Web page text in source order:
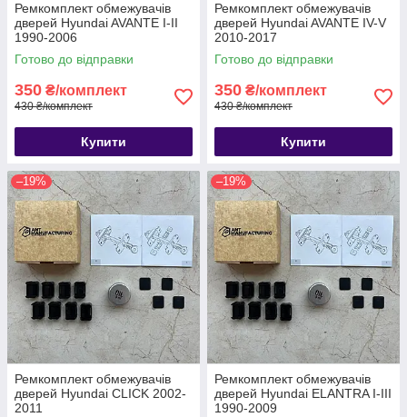
Ремкомплект обмежувачів
дверей Hyundai AVANTE I-II
1990-2006
Готово до відправки
350 ₴/комплект
430 ₴/комплект
Купити
Ремкомплект обмежувачів
дверей Hyundai AVANTE IV-V
2010-2017
Готово до відправки
350 ₴/комплект
430 ₴/комплект
Купити
–19%
Ремкомплект обмежувачів
дверей Hyundai CLICK 2002-
2011
–19%
Ремкомплект обмежувачів
дверей Hyundai ELANTRA I-III
1990-2009